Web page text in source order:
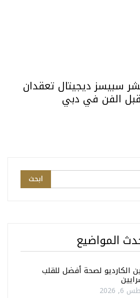
سبيسز ديجيتال تعقدان
الفن في دبي
المواضيع
الكارديو لصحة أفضل للقلب
2026